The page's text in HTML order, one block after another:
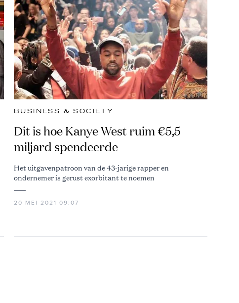
BUSINESS & SOCIETY
Dit is hoe Kanye West ruim €5,5
miljard spendeerde
Het uitgavenpatroon van de 43-jarige rapper en
ondernemer is gerust exorbitant te noemen
20 MEI 2021 09:07